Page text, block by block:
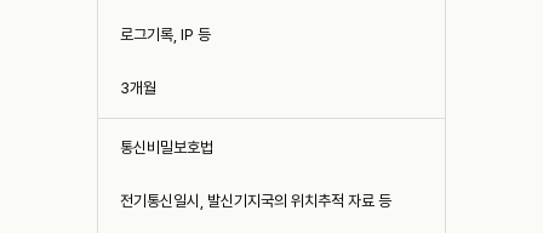
로그기록, IP 등
3개월
통신비밀보호법
전기통신일시, 발신기지국의 위치추적 자료 등